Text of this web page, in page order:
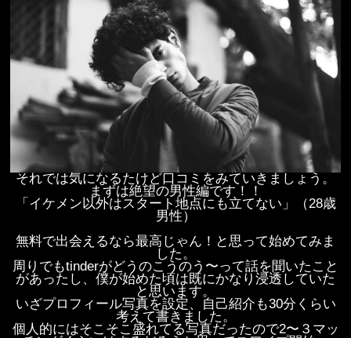
それでは気になるたけど口コミをみていきましょう。
まずは絶望の男性編です！！
「イケメン以外はスタート地点にも立てない」（28歳
男性）
無料で出会えるなら最高じゃん！と思って始めてみま
した。
周りでもtinderがどうのこうのう〜って話を聞いたこと
があったし、僕が始めた頃は既にかなり浸透していた
と思います。
いざプロフィール写真を設定、自己紹介も30分くらい
考えて書きました。
個人的にはそこそこ盛れてる写真だったので2〜３マッ